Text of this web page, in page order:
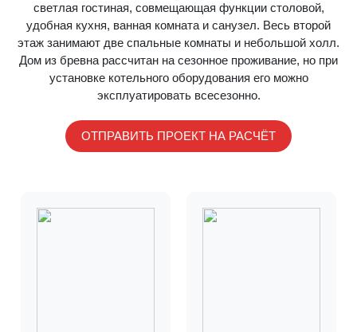
светлая гостиная, совмещающая функции столовой,
удобная кухня, ванная комната и санузел. Весь второй
этаж занимают две спальные комнаты и небольшой холл.
Дом из бревна рассчитан на сезонное проживание, но при
установке котельного оборудования его можно
эксплуатировать всесезонно.
ОТПРАВИТЬ ПРОЕКТ НА РАСЧЁТ